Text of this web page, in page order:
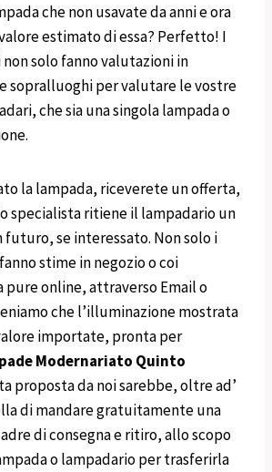
che non usavate da anni e ora
estimato di essa? Perfetto! I
solo fanno valutazioni in
sopralluoghi per valutare le vostre
che sia una singola lampada o
la lampada, riceverete un offerta,
specialista ritiene il lampadario un
futuro, se interessato. Non solo i
stime in negozio o coi
pure online, attraverso Email o
che l’illuminazione mostrata
importate, pronta per
Modernariato Quinto
proposta da noi sarebbe, oltre ad’
di mandare gratuitamente una
di consegna e ritiro, allo scopo
o lampadario per trasferirla